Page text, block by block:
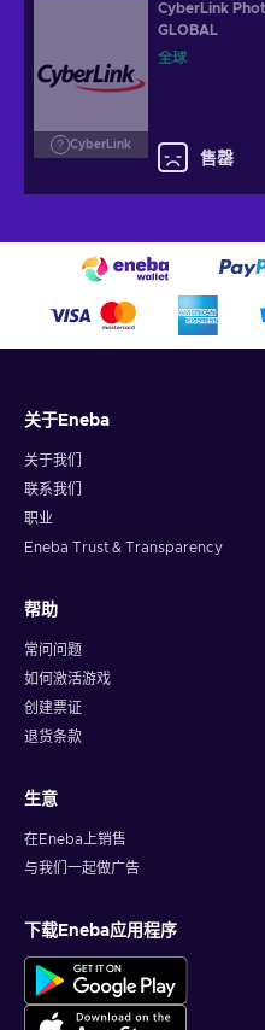
CyberLink
CyberLink
GLOBAL
全球
售罄
关于Eneba
关于我们
联系我们
职业
Eneba Trust & Transparency
帮助
常问问题
如何激活游戏
创建票证
退货条款
生意
在Eneba上销售
与我们一起做广告
下载Eneba应用程序